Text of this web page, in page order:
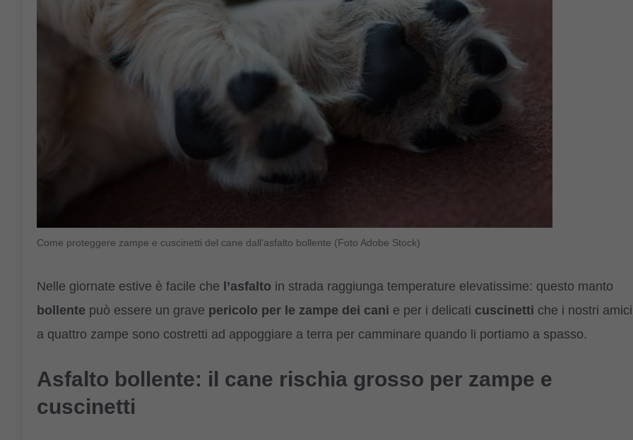
Come proteggere zampe e cuscinetti del cane dall’asfalto bollente (Foto Adobe Stock)
Nelle giornate estive è facile che l’asfalto in strada raggiunga temperature elevatissime: questo manto
bollente può essere un grave pericolo per le zampe dei cani e per i delicati cuscinetti che i nostri amici
a quattro zampe sono costretti ad appoggiare a terra per camminare quando li portiamo a spasso.
Asfalto bollente: il cane rischia grosso per zampe e
cuscinetti